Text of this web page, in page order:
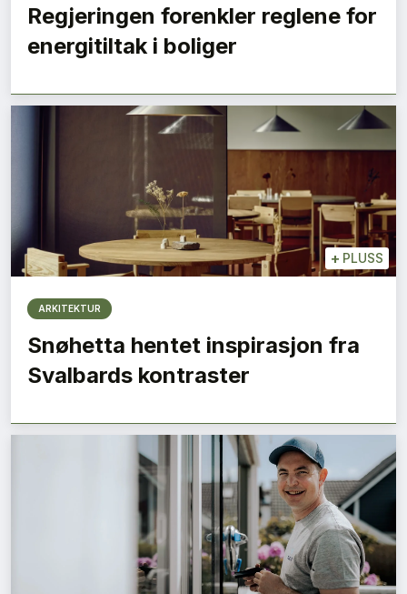
Regjeringen forenkler reglene for
energitiltak i boliger
+ PLUSS
ARKITEKTUR
Snøhetta hentet inspirasjon fra
Svalbards kontraster